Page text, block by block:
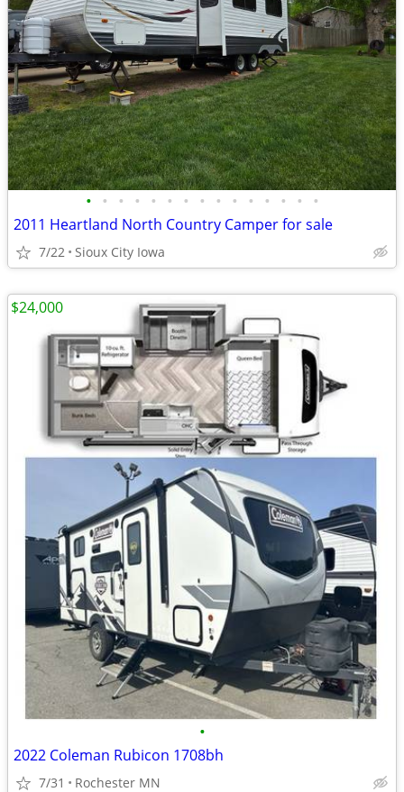
• • • • • • • • • • • • • • •
2011 Heartland North Country Camper for sale
7/22 Sioux City Iowa
•
2022 Coleman Rubicon 1708bh
7/31 Rochester MN
$24,000